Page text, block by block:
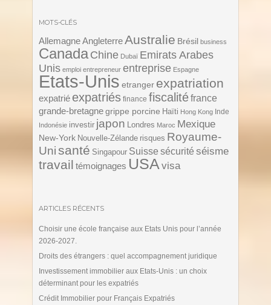
MOTS-CLÉS
Allemagne AngleterreAustralie Brésil business
Canada Chine Dubaï Emirats Arabes
Unis emploi entrepreneur entreprise Espagne
Etats-Unis etranger expatriation
expatrié expatriés finance fiscalitéfrance
grande-bretagne grippe porcine Haïti Hong Kong Inde
Indonésie investir japon Londres Maroc Mexique
New-York Nouvelle-Zélande risques Royaume-
Unisanté Singapour Suisse sécurité séisme
travail témoignages USA visa
ARTICLES RÉCENTS
Choisir une école française aux Etats Unis pour l’année
2026-2027.
Droits des étrangers : quel accompagnement juridique
Investissement immobilier aux Etats-Unis : un choix
déterminant pour les expatriés
Crédit Immobilier pour Français Expatriés